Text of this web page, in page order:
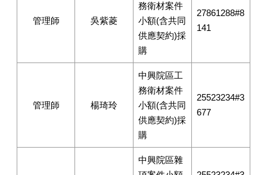
管理師 吳紫菱
務衛材案件
小額(含共同
供應契約)採
購
27861288#8
141
管理師 楊琦玲
中興院區工
務衛材案件
小額(含共同
供應契約)採
購
25523234#3
677
中興院區雜